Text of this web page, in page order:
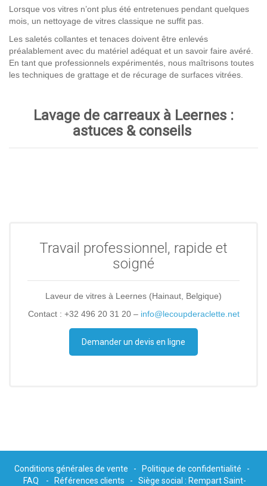
Lorsque vos vitres n’ont plus été entretenues pendant quelques
mois, un nettoyage de vitres classique ne suffit pas.
Les saletés collantes et tenaces doivent être enlevés
préalablement avec du matériel adéquat et un savoir faire avéré.
En tant que professionnels expérimentés, nous maîtrisons toutes
les techniques de grattage et de récurage de surfaces vitrées.
Lavage de carreaux à Leernes :
astuces & conseils
Travail professionnel, rapide et
soigné
Laveur de vitres à Leernes (Hainaut, Belgique)
Contact : +32 496 20 31 20 – info@lecoupderaclette.net
Demander un devis en ligne
Conditions générales de vente - Politique de confidentialité -
FAQ - Références clients - Siège social : Rempart Saint-